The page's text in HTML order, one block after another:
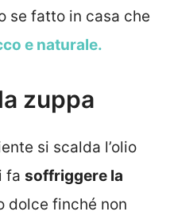
se fatto in casa che
e naturale.
zuppa
si scalda l’olio
fa soffriggere la
dolce finché non